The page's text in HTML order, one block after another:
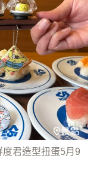
君造型扭蛋5月9